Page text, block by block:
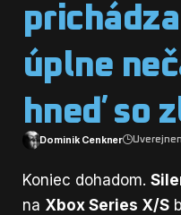
úplne
hneď so
Dominik Cenkner
Koniec dohadom.
na Xbox Series X/S